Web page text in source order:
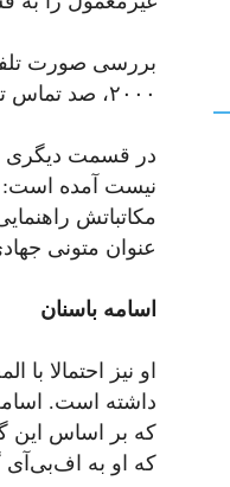
بررسی صورت
۲۰۰۰، صد تماس تلفنی با مقام‌های رسمی پادشاهی سعودی در آمریکا داشته است.
در قسمت دیگری
نیست آمده است:
مکاتباتش
عنوان متونی
اسامه باسنان
او نیز احتمالا
داشته است.
که بر اساس این
که او به اف‌بی‌آی